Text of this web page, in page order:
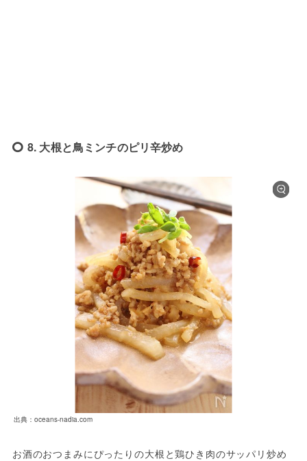
8. 大根と鳥ミンチのピリ辛炒め
出典：oceans-nadia.com
お酒のおつまみにぴったりの大根と鶏ひき肉のサッパリ炒め